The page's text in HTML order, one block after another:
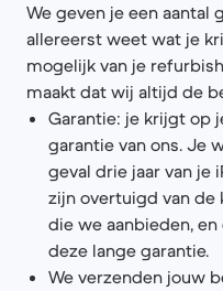
We geven je een aantal
allereerst weet wat je
mogelijk van je
maakt dat wij altijd de
Garantie: je krijgt op
garantie van ons. Je
geval drie jaar van je
zijn overtuigd van
die we aanbieden,
deze lange garantie.
We verzenden jouw